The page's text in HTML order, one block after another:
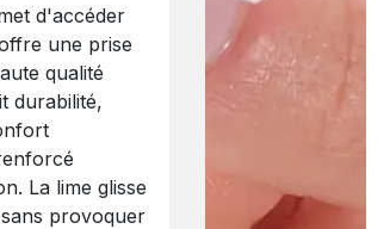
d'accéder
une prise
qualité
durabilité,
La lime glisse
provoquer